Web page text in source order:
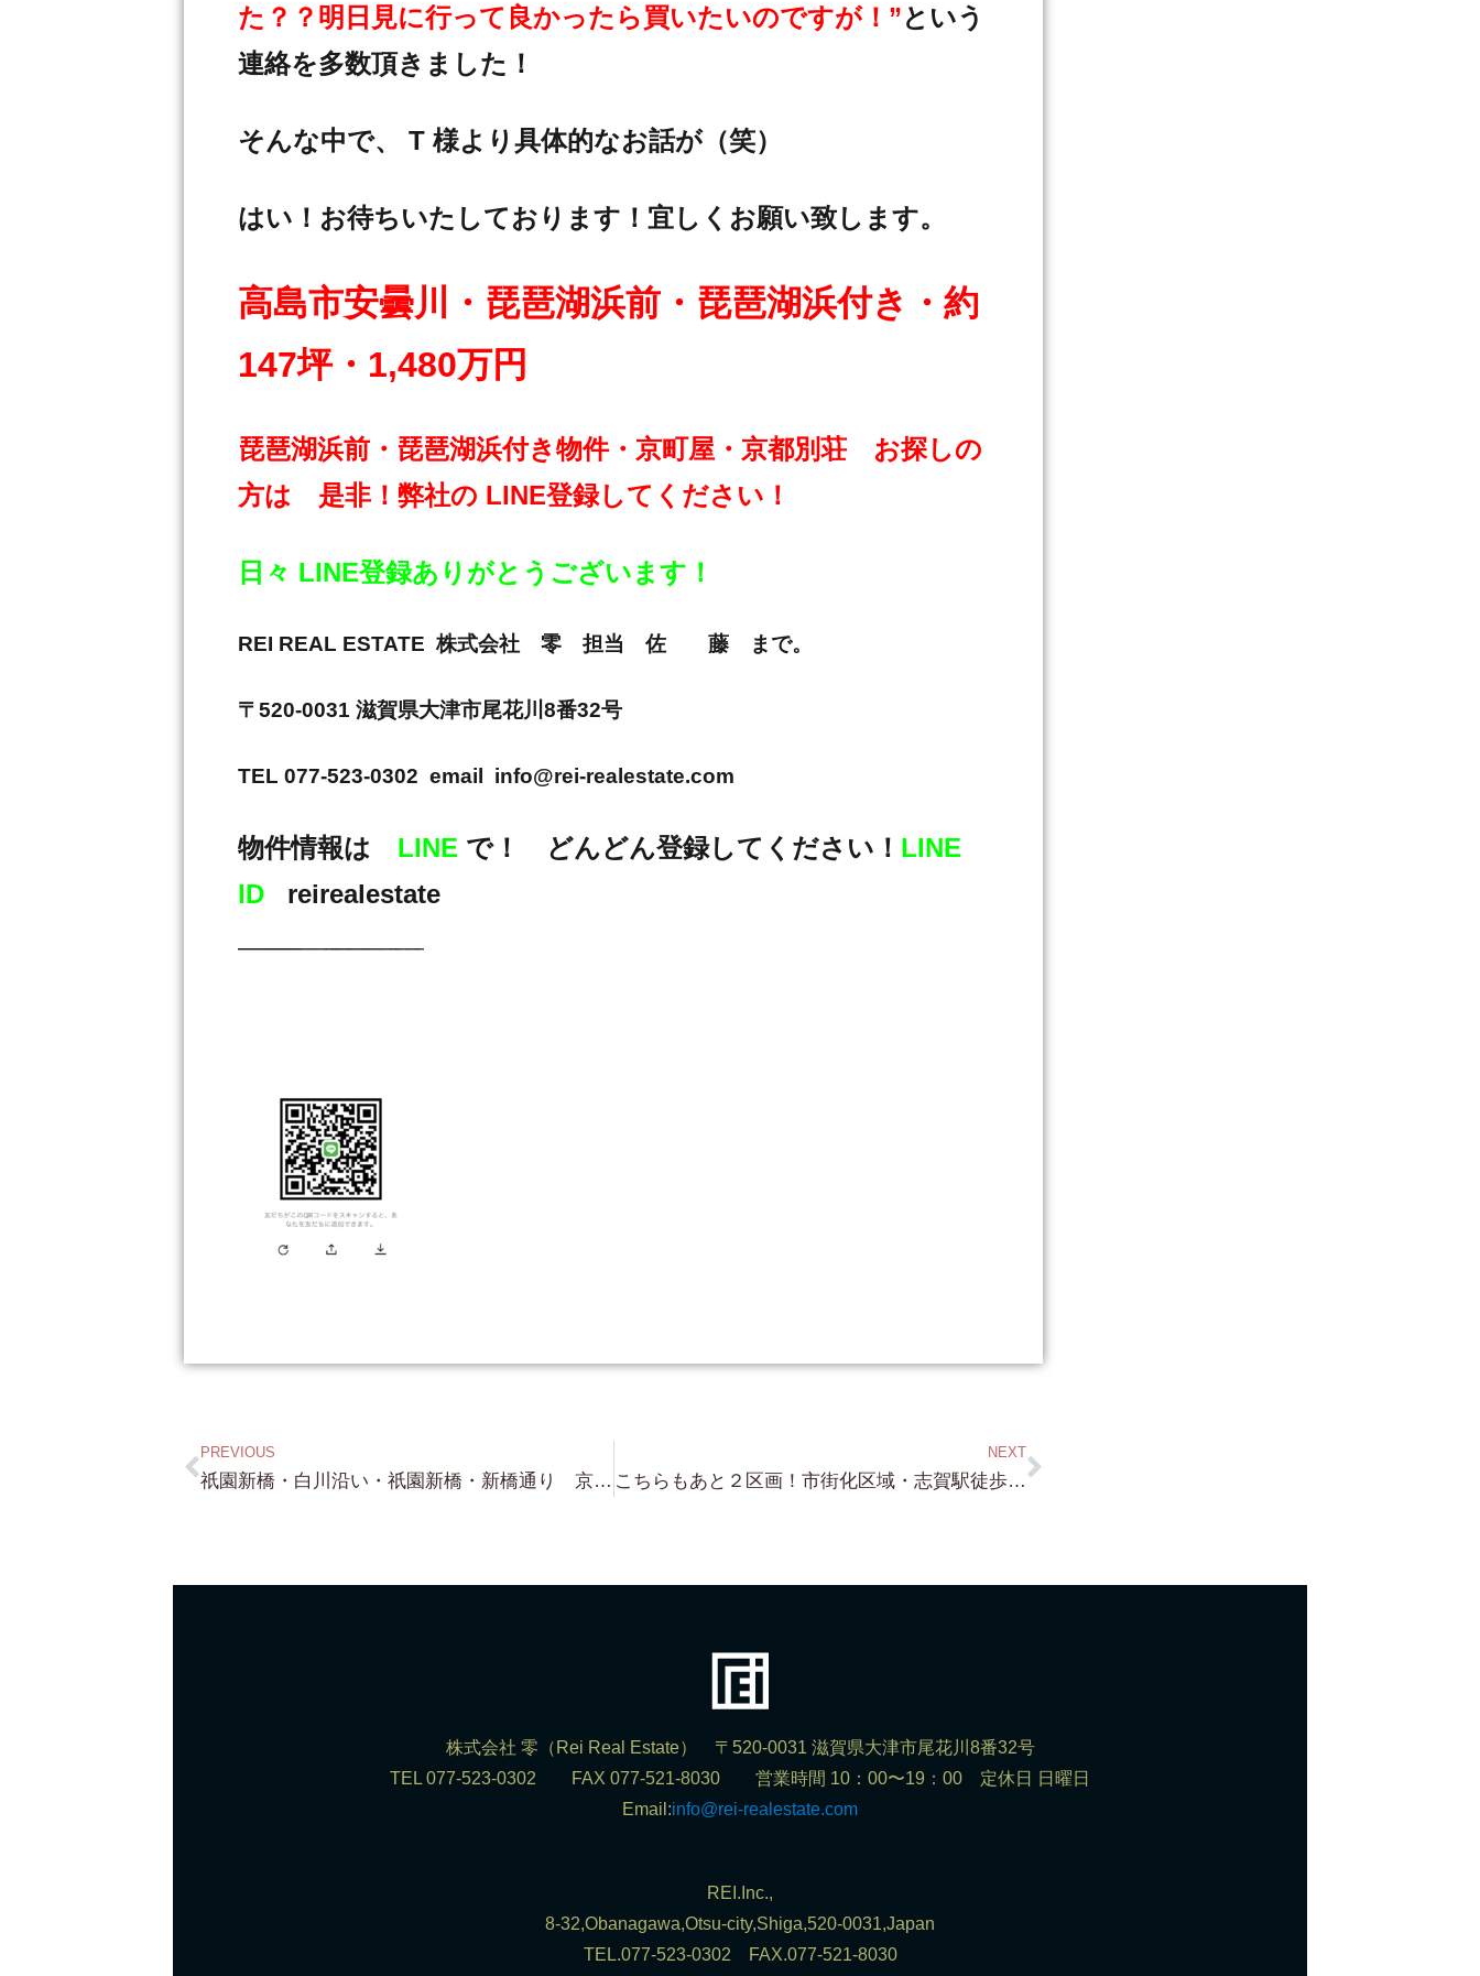
た？？明日見に行って良かったら買いたいのですが！”という
連絡を多数頂きました！
そんな中で、 T 様より具体的なお話が（笑）
はい！お待ちいたしております！宜しくお願い致します。
高島市安曇川・琵琶湖浜前・琵琶湖浜付き・約
147坪・1,480万円
琵琶湖浜前・琵琶湖浜付き物件・京町屋・京都別荘 お探しの
方は 是非！弊社の LINE登録してください！
日々 LINE登録ありがとうございます！
REI REAL ESTATE 株式会社 零 担当 佐 藤 まで。
〒520-0031 滋賀県大津市尾花川8番32号
TEL 077-523-0302 email info@rei-realestate.com
物件情報は LINE で！ どんどん登録してください！ LINE
ID reirealestate
PREVIOUS
祇園新橋・白川沿い・祇園新橋・新橋通り 京町屋・歴史あるお茶屋さん ご検討頂きありがとうございます！
NEXT
こちらもあと２区画！市街化区域・志賀駅徒歩4分・琵琶湖まで徒歩5分・湖西道路よりアクセスよし！ 約100坪 1,300万円
株式会社 零（Rei Real Estate） 〒520-0031 滋賀県大津市尾花川8番32号
TEL 077-523-0302 FAX 077-521-8030 営業時間 10：00〜19：00 定休日 日曜日
Email:info@rei-realestate.com
REI.Inc.,
8-32,Obanagawa,Otsu-city,Shiga,520-0031,Japan
TEL.077-523-0302 FAX.077-521-8030